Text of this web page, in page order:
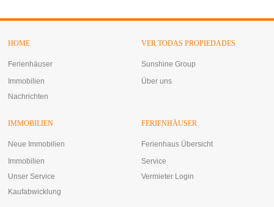
HOME
Ferienhäuser
Immobilien
Nachrichten
VER TODAS PROPIEDADES
Sunshine Group
Über uns
IMMOBILIEN
Neue Immobilien
Immobilien
Unser Service
Kaufabwicklung
FERIENHÄUSER
Ferienhaus Übersicht
Service
Vermieter Login